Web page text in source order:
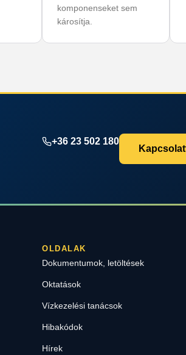
komponenseket sem
károsítja.
+36 23 502 180
OLDALAK
Dokumentumok, letöltések
Oktatások
Vízkezelési tanácsok
Hibakódok
Hírek